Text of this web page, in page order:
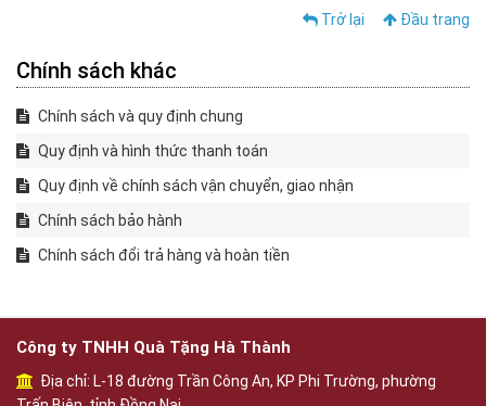
Trở lại Đầu trang
Chính sách khác
Chính sách và quy định chung
Quy định và hình thức thanh toán
Quy định về chính sách vận chuyển, giao nhận
Chính sách bảo hành
Chính sách đổi trả hàng và hoàn tiền
Công ty TNHH Quà Tặng Hà Thành
Địa chỉ: L-18 đường Trần Công An, KP Phi Trường, phường